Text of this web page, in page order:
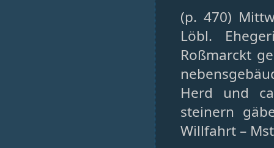
(p. 470)
Löbl.
Roßmarckt
Herd und
steinern
Willfahrt –